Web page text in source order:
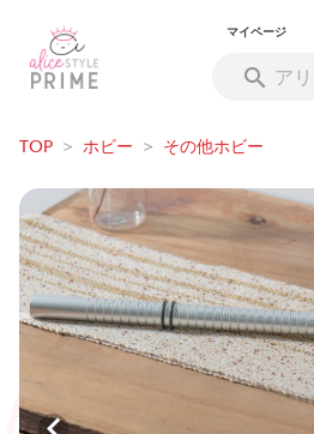
マイページ
TOP > ホビー > その他ホビー